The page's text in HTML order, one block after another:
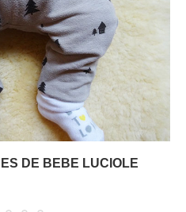
DE BEBE LUCIOLE